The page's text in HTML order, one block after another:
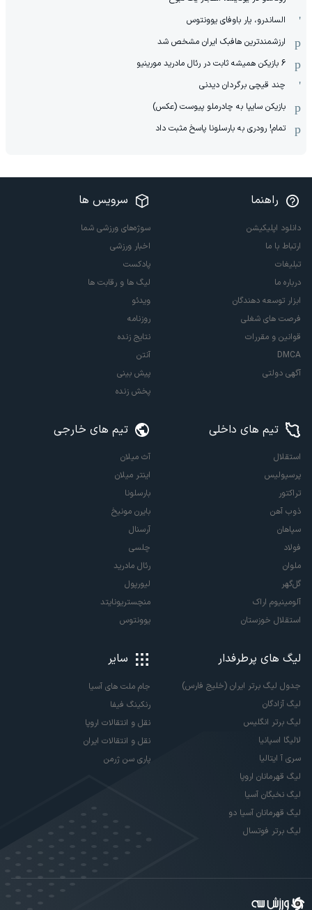
الساندرو، یار باوفای یوونتوس
ارزشمندترین هافبک ایران مشخص شد
6 بازیکن همیشه ثابت در رئال مادرید مورینیو
چند قیچی برگردان دیدنی
بازیکن سایپا به چادرملو پیوست (عکس)
تمام! رودری به بارسلونا پاسخ مثبت داد
راهنما
دانلود اپلیکیشن
ارتباط با ما
تبلیغات
درباره ما
ابزار توسعه دهندگان
فرصت های شغلی
قوانین و مقررات
DMCA
آگهی دولتی
سرویس ها
سوژه‌های ورزشی شما
اخبار ورزشی
پادکست
لیگ ها و رقابت ها
ویدئو
روزنامه
نتایج زنده
آنتن
پیش بینی
پخش زنده
تیم های داخلی
استقلال
پرسپولیس
تراکتور
ذوب آهن
سپاهان
فولاد
ملوان
گل‌گهر
آلومینیوم اراک
استقلال خوزستان
تیم های خارجی
آث میلان
اینتر میلان
بارسلونا
بایرن مونیخ
آرسنال
چلسی
رئال مادرید
لیورپول
منچستریونایتد
یوونتوس
لیگ های پرطرفدار
جدول لیگ برتر ایران (خلیج فارس)
لیگ آزادگان
لیگ برتر انگلیس
لالیگا اسپانیا
سری آ ایتالیا
لیگ قهرمانان اروپا
لیگ نخبگان آسیا
لیگ قهرمانان آسیا دو
لیگ برتر فوتسال
سایر
جام ملت های آسیا
رنکینگ فیفا
نقل و انتقالات اروپا
نقل و انتقالات ایران
پاری سن ژرمن